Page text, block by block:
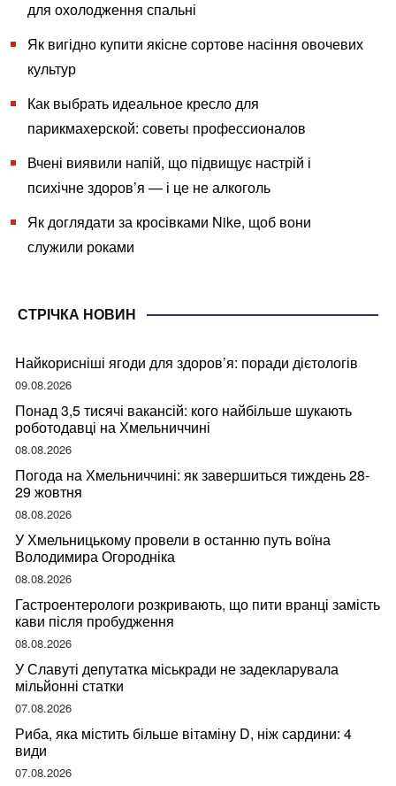
для охолодження спальні
Як вигідно купити якісне сортове насіння овочевих
культур
Как выбрать идеальное кресло для
парикмахерской: советы профессионалов
Вчені виявили напій, що підвищує настрій і
психічне здоров’я — і це не алкоголь
Як доглядати за кросівками Nike, щоб вони
служили роками
СТРІЧКА НОВИН
Найкорисніші ягоди для здоров’я: поради дієтологів
09.08.2026
Понад 3,5 тисячі вакансій: кого найбільше шукають
роботодавці на Хмельниччині
08.08.2026
Погода на Хмельниччині: як завершиться тиждень 28-
29 жовтня
08.08.2026
У Хмельницькому провели в останню путь воїна
Володимира Огородніка
08.08.2026
Гастроентерологи розкривають, що пити вранці замість
кави після пробудження
08.08.2026
У Славуті депутатка міськради не задекларувала
мільйонні статки
07.08.2026
Риба, яка містить більше вітаміну D, ніж сардини: 4
види
07.08.2026